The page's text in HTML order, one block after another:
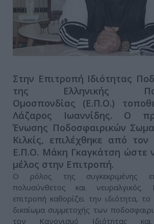
Στην Επιτροπή Ιδιότητας
της Ελληνικής
Ομοσπονδίας (Ε.Π.Ο.)
Λάζαρος Ιωαννίδης. Ο
Ένωσης Ποδοσφαιρικών
Κιλκίς, επιλέχθηκε από
Ε.Π.Ο. Μάκη Γκαγκάτση ώστε
μέλος στην Επιτροπή.
Ο ρόλος της συγκεκριμένης
πολυσύνθετος και νευραλγικός.
επιτροπή καθορίζει την ιδιότητα,
δικαίωμα συμμετοχής των
τον Κανονισμό Ιδιότητας